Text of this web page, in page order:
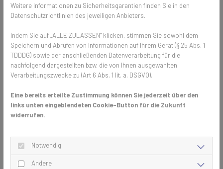
Gesamtoptik eines Hauses. Für den Schutz vor Insekten wird trotz
Transpatec-Gewebe mit einem Spannrahmen weder die Optik noch
Flexible Fliegengitter - für die häufig
offenen Fenster
Blumen oder Kräuter von innen gießen, die auf der äußeren
Fensterbank stehen? Das kann mit Fliegengittern ja gar nicht möglich
sein. Doch! Denn neben den einfachen Spannrahmen gibt es für
müssen, flexiblere Lösungen. Beispielsweise können die klassischen
Pendelrahmen für die Öffnung in beide Seiten, angebracht werden.
Weitere Informationen zu Sicherheitsgarantien finden Sie in den
Datenschutzrichtlinien des jeweiligen Anbieters.
Indem Sie auf „ALLE ZULASSEN" klicken, stimmen Sie sowohl dem
Speichern und Abrufen von Informationen auf Ihrem Gerät (§ 25 Abs. 1
TDDDG) sowie der anschließenden Datenverarbeitung für die
nachfolgend dargestellten bzw. die von Ihnen ausgewählten
Verarbeitungszwecke zu (Art 6 Abs. 1 lit. a. DSGVO).
Eine bereits erteilte Zustimmung können Sie jederzeit über den
links unten eingeblendeten Cookie-Button für die Zukunft
widerrufen.
Notwendig
Andere